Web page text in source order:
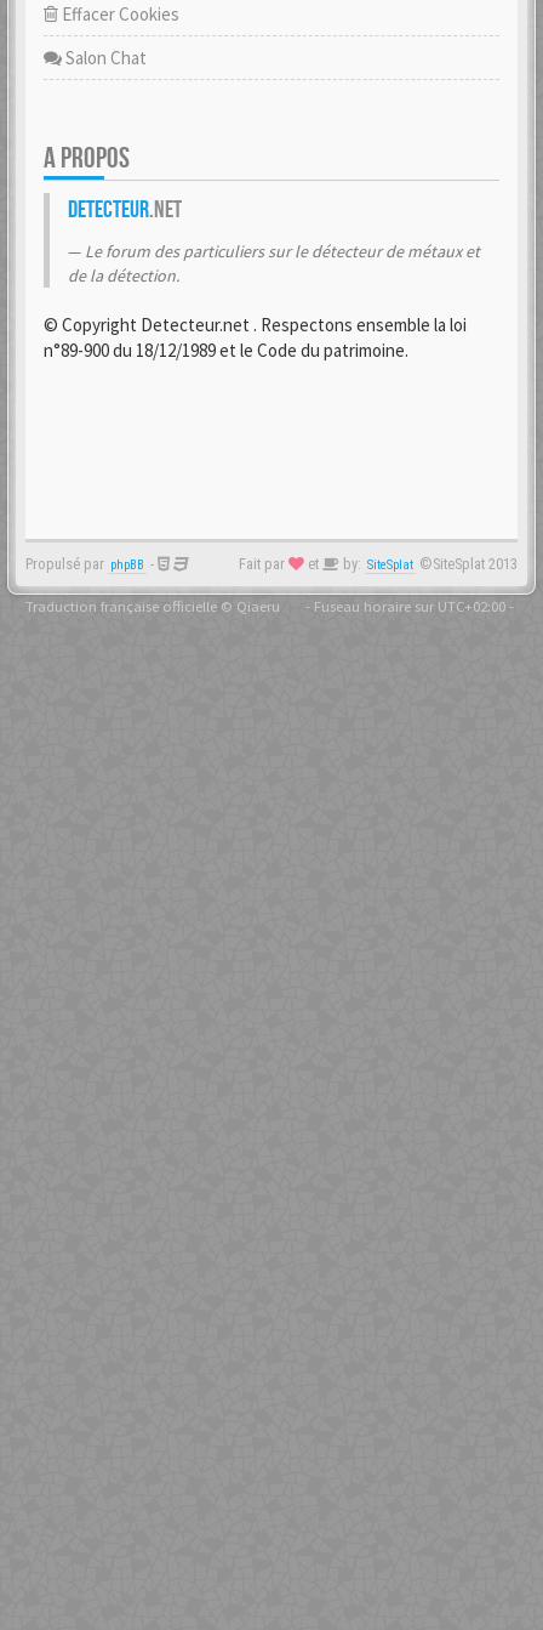
Effacer Cookies
Salon Chat
A PROPOS
Detecteur.net
Le forum des particuliers sur le détecteur de métaux et
de la détection.
© Copyright Detecteur.net . Respectons ensemble la loi
n°89-900 du 18/12/1989 et le Code du patrimoine.
Propulsé par phpBB - Fait par et by: SiteSplat ©SiteSplat 2013
Traduction française officielle © Qiaeru - Fuseau horaire sur UTC+02:00-